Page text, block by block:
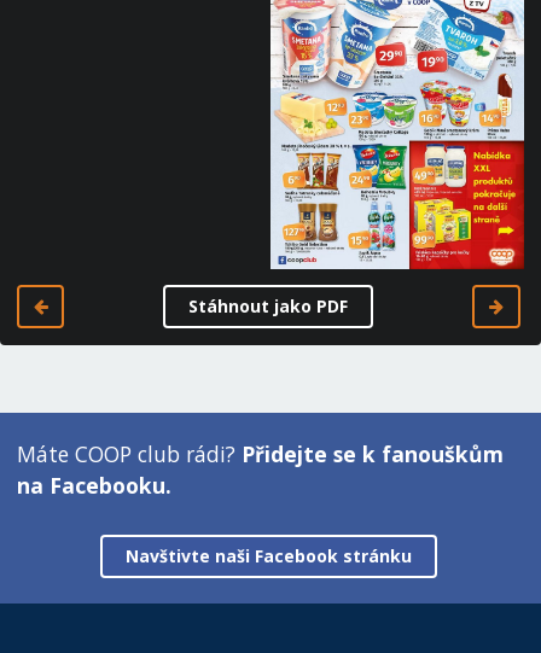
Stáhnout jako PDF
Máte COOP club rádi? Přidejte se k fanouškům
na Facebooku.
Navštivte naši Facebook stránku